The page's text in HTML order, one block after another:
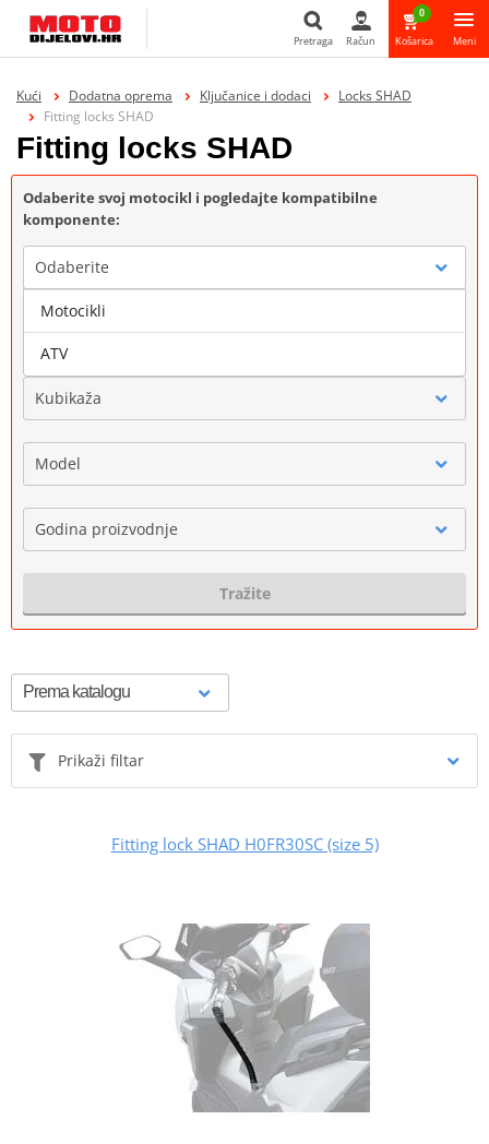
Pretraga
Pretraga Račun
0
Košarica Meni
Kući Dodatna oprema Ključanice i dodaci
Locks SHAD
Fitting locks SHAD
Fitting locks SHAD
Odaberite svoj motocikl i pogledajte kompatibilne
komponente:
Odaberite
Marka
Kubikaža
Model
Godina proizvodnje
Tražite
Prikaži filtar
Fitting lock SHAD H0FR30SC (size 5)
Motocikli
ATV